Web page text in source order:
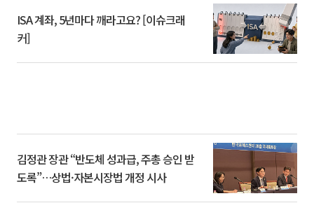
ISA 계좌, 5년마다 깨라고요? [이슈크래
커]
김정관 장관 “반도체 성과급, 주총 승인 받
도록”…상법·자본시장법 개정 시사